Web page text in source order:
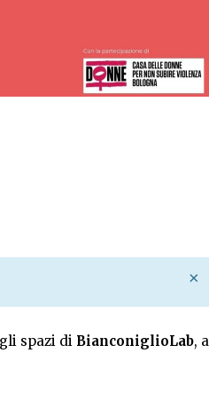
×
spazi di BianconiglioLab, a